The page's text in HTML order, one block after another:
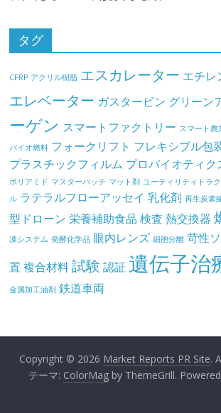
タグ
CFRP アクリル樹脂 エスカレーター エチレ
エレベーター ガスタービン グリーン
ーゲン スマートファクトリー スマート農
バイオ燃料 フォークリフト フレキシブル包
プラスチックフィルム プロバイオティク
ポリアミド マスターバッチ マット剤 ユーティリティトラ
ル ラテラルフローアッセイ 乳化剤 再生炭素
型ドローン 栄養補助食品 検査 熱交換器
凍システム 発酵化学品 眼内レンズ 細胞分離 苛性
置 複合材料 試験 認証 遺伝子治
金属加工油剤 鉄道車両
Copyright © 2026 Market Reports PR Site.
テーマ: ColorMagby ThemeGrill.